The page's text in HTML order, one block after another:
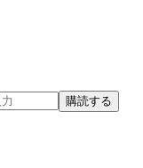
購読する